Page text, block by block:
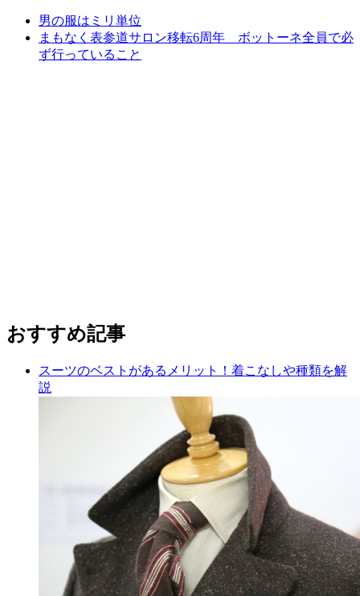
男の服はミリ単位
まもなく表参道サロン移転6周年 ボットーネ全員で必
ず行っていること
おすすめ記事
スーツのベストがあるメリット！着こなしや種類を解
説